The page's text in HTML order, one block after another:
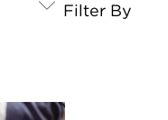
Filter By